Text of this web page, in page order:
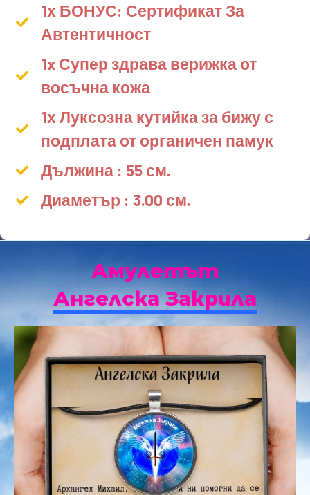
1х БОНУС: Сертификат За
Автентичност
1x Супер здрава верижка от
восъчна кожа
1х Луксозна кутийка за бижу с
подплата от органичен памук
Дължина : 55 см.
Диаметър : 3.00 см.
Амулетът
Ангелска Закрила